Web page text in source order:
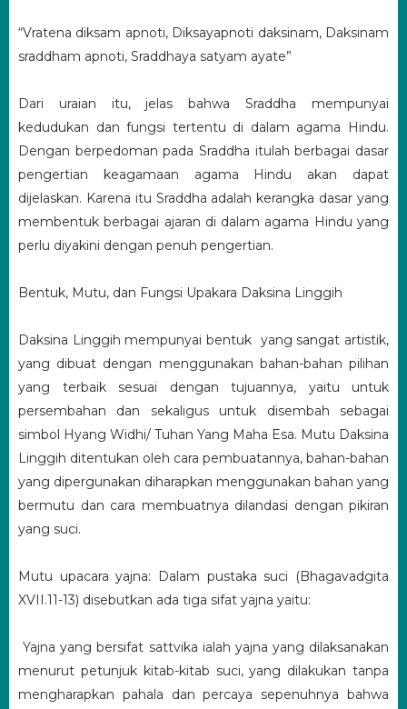
“Vratena diksam apnoti, Diksayapnoti daksinam, Daksinam
sraddham apnoti, Sraddhaya satyam ayate”
Dari uraian itu, jelas bahwa Sraddha mempunyai
kedudukan dan fungsi tertentu di dalam agama Hindu.
Dengan berpedoman pada Sraddha itulah berbagai dasar
pengertian keagamaan agama Hindu akan dapat
dijelaskan. Karena itu Sraddha adalah kerangka dasar yang
membentuk berbagai ajaran di dalam agama Hindu yang
perlu diyakini dengan penuh pengertian.
Bentuk, Mutu, dan Fungsi Upakara Daksina Linggih
Daksina Linggih mempunyai bentuk yang sangat artistik,
yang dibuat dengan menggunakan bahan-bahan pilihan
yang terbaik sesuai dengan tujuannya, yaitu untuk
persembahan dan sekaligus untuk disembah sebagai
simbol Hyang Widhi/ Tuhan Yang Maha Esa. Mutu Daksina
Linggih ditentukan oleh cara pembuatannya, bahan-bahan
yang dipergunakan diharapkan menggunakan bahan yang
bermutu dan cara membuatnya dilandasi dengan pikiran
yang suci.
Mutu upacara yajna: Dalam pustaka suci (Bhagavadgita
XVII.11-13) disebutkan ada tiga sifat yajna yaitu:
Yajna yang bersifat sattvika ialah yajna yang dilaksanakan
menurut petunjuk kitab-kitab suci, yang dilakukan tanpa
mengharapkan pahala dan percaya sepenuhnya bahwa